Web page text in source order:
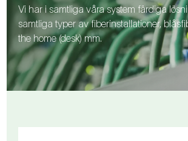
Vi har i samtliga våra system färdiga
samtliga typer av fiberinstallationer,
the home (desk) mm.